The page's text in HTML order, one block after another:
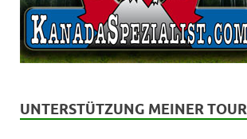
UNTERSTÜTZUNG MEINER TOUR